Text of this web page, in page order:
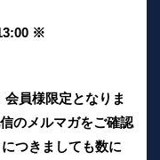
※
員様限定となりま
のメルマガをご確認
つきましても数に